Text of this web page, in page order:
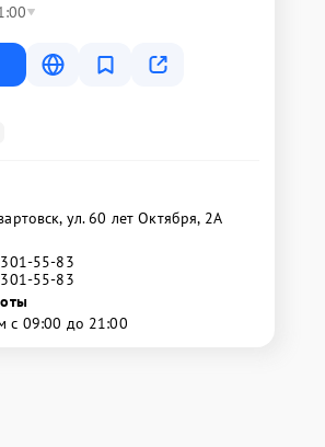
ул. 60 лет Октября, 2А
55-83
55-83
с 09:00 до 21:00